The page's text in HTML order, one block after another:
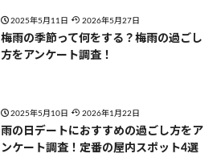
2025年5月11日 2026年5月27日
梅雨の季節って何をする？梅雨の過ごし
方をアンケート調査！
2025年5月10日 2026年1月22日
雨の日デートにおすすめの過ごし方をア
ンケート調査！定番の屋内スポット4選